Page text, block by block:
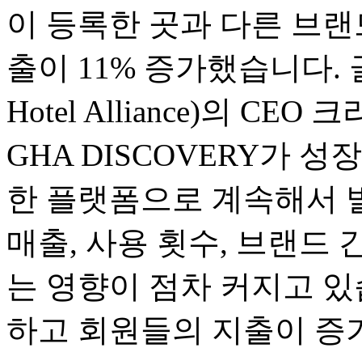
이 등록한 곳과 다른 브
출이 11% 증가했습니다.
Hotel Alliance)의 CEO
GHA DISCOVERY가 성
한 플랫폼으로 계속해서
매출, 사용 횟수, 브랜드
는 영향이 점차 커지고
하고 회원들의 지출이 증